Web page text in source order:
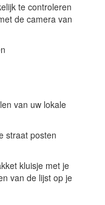
te controleren
de camera van
van uw lokale
straat posten
kluisje met je
van de lijst op je